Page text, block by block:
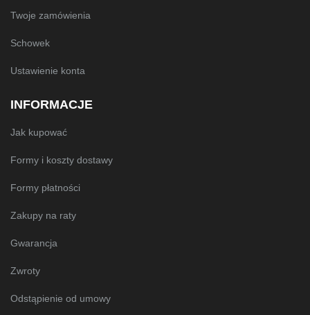
Twoje zamówienia
Schowek
Ustawienie konta
INFORMACJE
Jak kupować
Formy i koszty dostawy
Formy płatności
Zakupy na raty
Gwarancja
Zwroty
Odstąpienie od umowy